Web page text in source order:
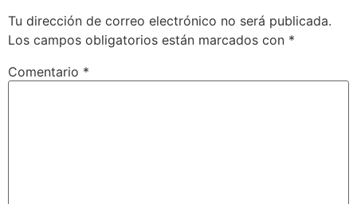
Tu dirección de correo electrónico no será publicada.
Los campos obligatorios están marcados con *
Comentario *